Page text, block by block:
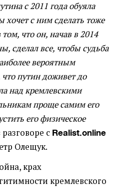
с 2011 года обуяла
хочет с ним сделать тоже
что он, начав в 2014
сделал все, чтобы судьба
вероятным
путин доживет до
над кремлевскими
проще самим его
его физическое
разговоре с Realist.online
Олещук.
крах
кремлевского